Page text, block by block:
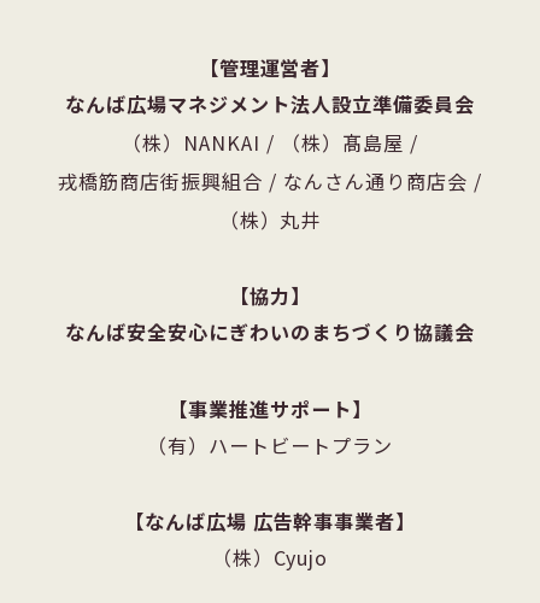
管理運営者
なんば広場マネジメント法人設立準備委員会
（株）NANKAI / （株）髙島屋 /
戎橋筋商店街振興組合 / なんさん通り商店会 /
（株）丸井
協力
なんば安全安心にぎわいのまちづくり協議会
事業推進サポート
（有）ハートビートプラン
なんば広場 広告幹事事業者
（株）Cyujo